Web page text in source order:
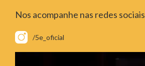
Nos acompanhe nas redes sociais
/5e_oficial